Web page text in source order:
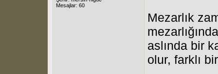
Mesajlar: 60
Mezarlık
aslında bir
olur, farklı